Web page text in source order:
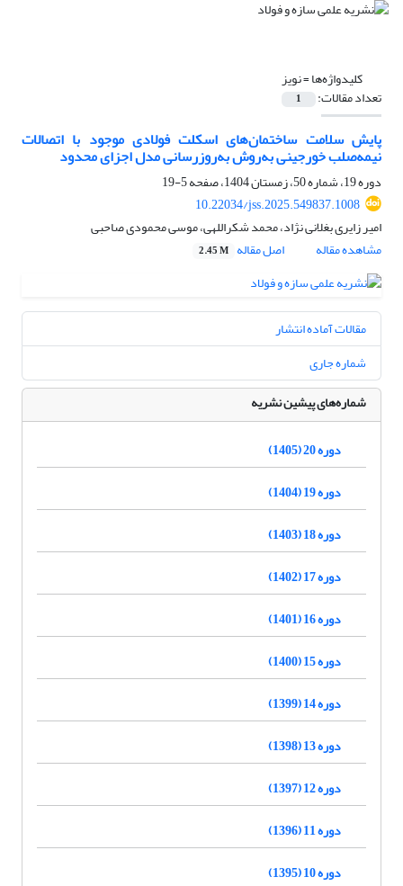
کلیدواژه‌ها =نویز
تعداد مقالات: 1
پایش سلامت ساختمان‌های اسکلت فولادی موجود با اتصالات
نیمه‌صلب خورجینی به‌روش به‌روزرسانی مدل اجزای محدود
دوره 19، شماره 50، زمستان 1404، صفحه
5-19
10.22034/jss.2025.549837.1008
امیر زایری بغلانی نژاد، محمد شکراللهی، موسی محمودی صاحبی
مشاهده مقاله
اصل مقاله 2.45 M
مقالات آماده انتشار
شماره جاری
شماره‌های پیشین نشریه
دوره 20 (1405)
دوره 19 (1404)
دوره 18 (1403)
دوره 17 (1402)
دوره 16 (1401)
دوره 15 (1400)
دوره 14 (1399)
دوره 13 (1398)
دوره 12 (1397)
دوره 11 (1396)
دوره 10 (1395)